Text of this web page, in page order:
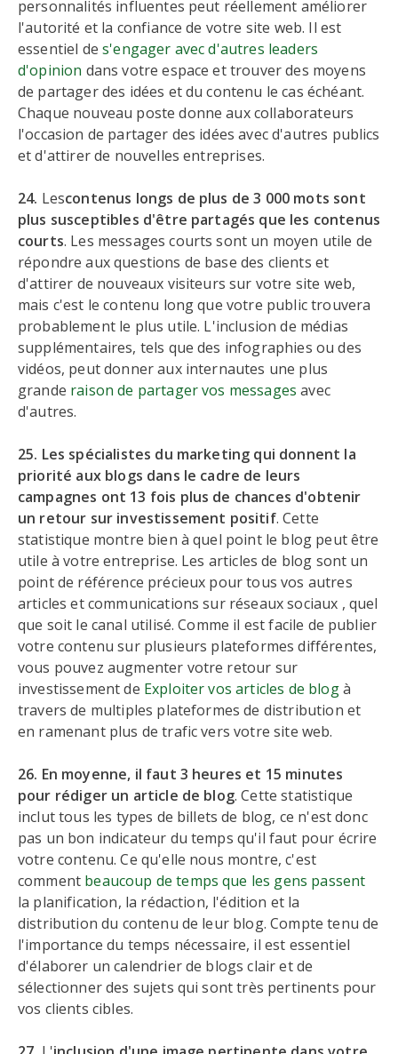
personnalités influentes peut réellement améliorer
l'autorité et la confiance de votre site web. Il est
essentiel des'engager avec d'autres leaders
d'opinion dans votre espace et trouver des moyens
de partager des idées et du contenu le cas échéant.
Chaque nouveau poste donne aux collaborateurs
l'occasion de partager des idées avec d'autres publics
et d'attirer de nouvelles entreprises.
24. Lescontenus longs de plus de 3 000 mots sont
plus susceptibles d'être partagés que les contenus
courts. Les messages courts sont un moyen utile de
répondre aux questions de base des clients et
d'attirer de nouveaux visiteurs sur votre site web,
mais c'est le contenu long que votre public trouvera
probablement le plus utile. L'inclusion de médias
supplémentaires, tels que des infographies ou des
vidéos, peut donner aux internautes une plus
grande raison de partager vos messages avec
d'autres.
25. Les spécialistes du marketing qui donnent la
priorité aux blogs dans le cadre de leurs
campagnes ont 13 fois plus de chances d'obtenir
un retour sur investissement positif. Cette
statistique montre bien à quel point le blog peut être
utile à votre entreprise. Les articles de blog sont un
point de référence précieux pour tous vos autres
articles et communications sur réseaux sociaux , quel
que soit le canal utilisé. Comme il est facile de publier
votre contenu sur plusieurs plateformes différentes,
vous pouvez augmenter votre retour sur
investissement de Exploiter vos articles de blogà
travers de multiples plateformes de distribution et
en ramenant plus de trafic vers votre site web.
26. En moyenne, il faut 3 heures et 15 minutes
pour rédiger un article de blog. Cette statistique
inclut tous les types de billets de blog, ce n'est donc
pas un bon indicateur du temps qu'il faut pour écrire
votre contenu. Ce qu'elle nous montre, c'est
comment beaucoup de temps que les gens passent
la planification, la rédaction, l'édition et la
distribution du contenu de leur blog. Compte tenu de
l'importance du temps nécessaire, il est essentiel
d'élaborer un calendrier de blogs clair et de
sélectionner des sujets qui sont très pertinents pour
vos clients cibles.